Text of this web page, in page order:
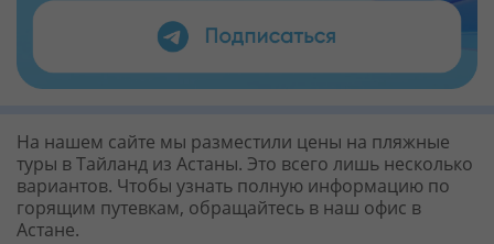
На нашем сайте мы разместили цены на пляжные
туры в Тайланд из Астаны. Это всего лишь несколько
вариантов. Чтобы узнать полную информацию по
горящим путевкам, обращайтесь в наш офис в
Астане.